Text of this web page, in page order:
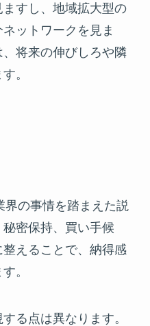
すし、地域拡大型の
ットワークを見ま
将来の伸びしろや隣
。
の事情を踏まえた説
密保持、買い手候
えることで、納得感
。
る点は異なります。